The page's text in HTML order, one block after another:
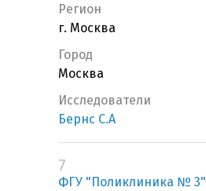
Регион
г. Москва
Город
Москва
Исследователи
Бернс С.А
7
ФГУ "Поликлиника № 3"